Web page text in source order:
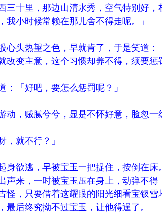
三十里，那边山清水秀，空气特别好，
我小时候常赖在那儿舍不得走呢。」
心头热望之色，早就肯了，于是笑道：
改变主意，这个习惯却养不得，须要惩
：「好吧，要怎么惩罚呢？」
动，贼腻兮兮，显是不怀好意，脸忽一
，就不行？」
身欲逃，早被宝玉一把捉住，按倒在床。
声来，一时被宝玉压在身上，动弹不得
怪，只要借着这耀眼的阳光细看宝钗雪
最后终究拗不过宝玉，让他得逞了。